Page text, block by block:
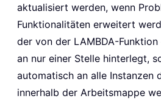
aktualisiert werden, wenn
Funktionalitäten erweitert
der von der LAMBDA-
an nur einer Stelle hinterlegt,
automatisch an alle Instanzen
innerhalb der Arbeitsmappe